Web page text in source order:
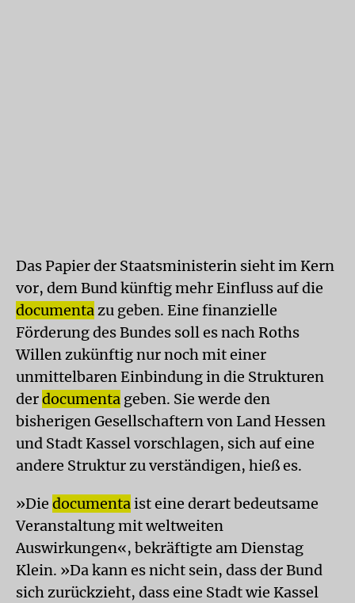
Das Papier der Staatsministerin sieht im Kern
vor, dem Bund künftig mehr Einfluss auf die
documentazu geben. Eine finanzielle
Förderung des Bundes soll es nach Roths
Willen zukünftig nur noch mit einer
unmittelbaren Einbindung in die Strukturen
derdocumenta geben. Sie werde den
bisherigen Gesellschaftern von Land Hessen
und Stadt Kassel vorschlagen, sich auf eine
andere Struktur zu verständigen, hieß es.
»Die documentaist eine derart bedeutsame
Veranstaltung mit weltweiten
Auswirkungen«, bekräftigte am Dienstag
Klein. »Da kann es nicht sein, dass der Bund
sich zurückzieht, dass eine Stadt wie Kassel